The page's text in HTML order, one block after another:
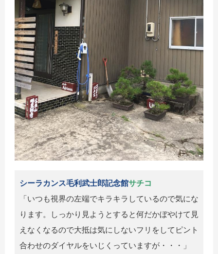
シーラカンス毛利武士郎記念館サチコ
「いつも視界の左端でキラキラしているので気にな
ります。しっかり見ようとすると何だかぼやけて見
えなくなるので大抵は気にしないフリをしてピント
合わせのダイヤルをいじくっていますが・・・」